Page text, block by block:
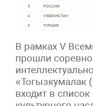
В рамках V
прошли
«Тогызкумалак
входит в